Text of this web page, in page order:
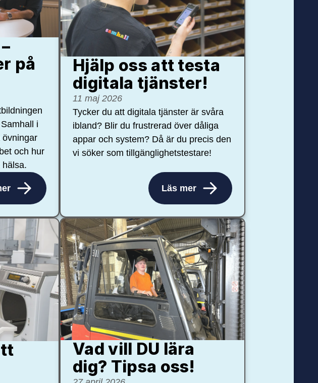
på
i
övningar
och hur
Hjälp oss att testa
digitala tjänster!
11 maj 2026
Tycker du att digitala tjänster är svåra
ibland? Blir du frustrerad över dåliga
appar och system? Då är du precis den
vi söker som tillgänglighetstestare!
Läs mer
Vad vill DU lära
dig? Tipsa oss!